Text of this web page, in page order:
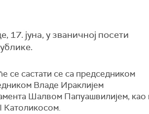
јуна, у званичној посети
се састати се са председником
Владе Ираклијем
Шалвом Папуашвилијем, као
Католикосом.